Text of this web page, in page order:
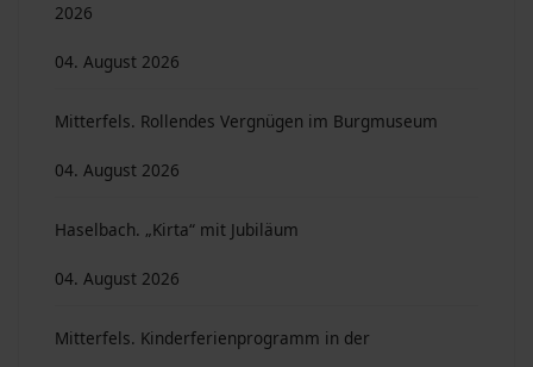
2026
04. August 2026
Mitterfels. Rollendes Vergnügen im Burgmuseum
04. August 2026
Haselbach. „Kirta“ mit Jubiläum
04. August 2026
Mitterfels. Kinderferienprogramm in der